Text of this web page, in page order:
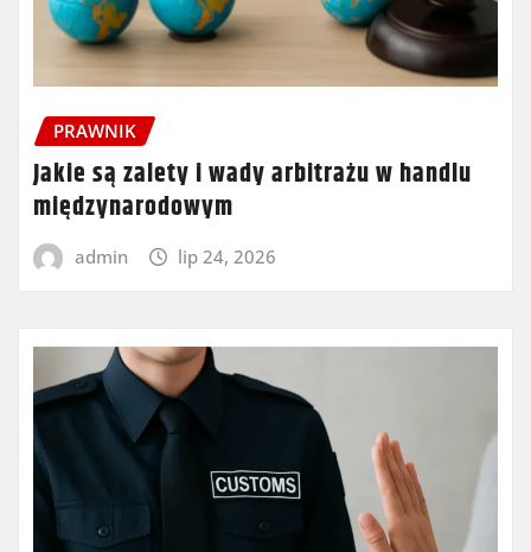
PRAWNIK
Jakie są zalety i wady arbitrażu w handlu
międzynarodowym
admin lip 24, 2026